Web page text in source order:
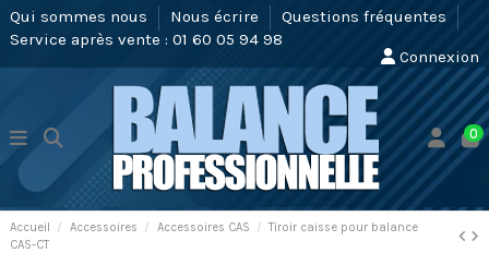
Qui sommes nous Nous écrire
Questions fréquentes
Service après vente : 01 60 05 94 98
Connexion
0
Accueil Accessoires Accessoires CAS
Tiroir caisse pour balance
CAS-CT